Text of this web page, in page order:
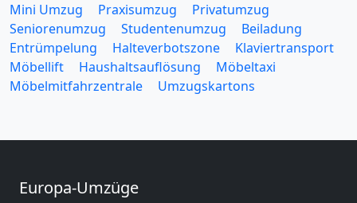
Mini Umzug
Praxisumzug
Privatumzug
Seniorenumzug
Studentenumzug
Beiladung
Entrümpelung
Halteverbotszone
Klaviertransport
Möbellift
Haushaltsauflösung
Möbeltaxi
Möbelmitfahrzentrale
Umzugskartons
Europa-Umzüge